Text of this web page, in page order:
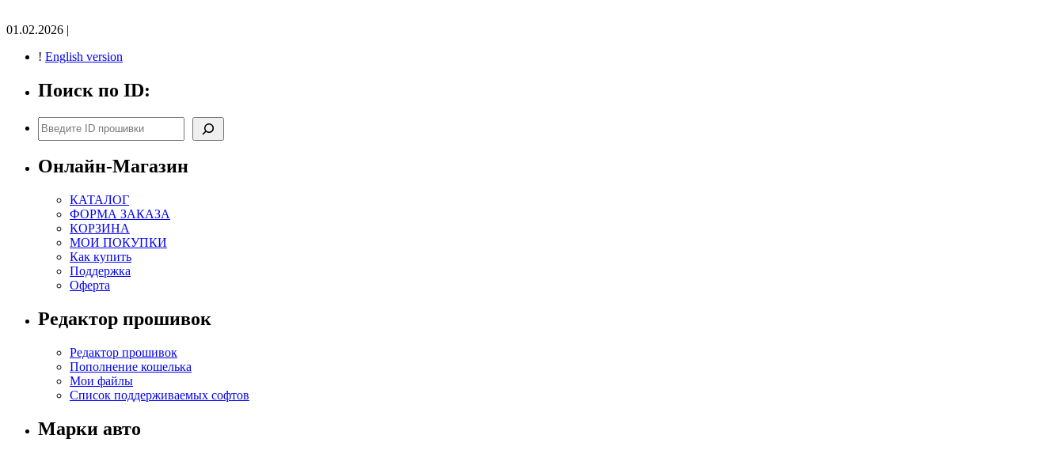
01.02.2026 |
! English version
Поиск по ID:
Поиск
Онлайн-Магазин
КАТАЛОГ
ФОРМА ЗАКАЗА
КОРЗИНА
МОИ ПОКУПКИ
Как купить
Поддержка
Оферта
Редактор прошивок
Редактор прошивок
Пополнение кошелька
Мои файлы
Список поддерживаемых софтов
Марки авто